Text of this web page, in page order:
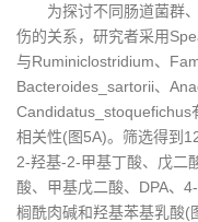
为探讨不同肠道菌群
伤的关系，研究者采用
与Ruminiclostridium、
Bacteroides_sartorii、
Candidatus_stoquefichus
相关性(图5A)。筛选得到
2-羟基-2-甲基丁酸、戊二
酸、甲基戊二酸、DPA、
榈酰肉碱和羟基苯基乳酸(